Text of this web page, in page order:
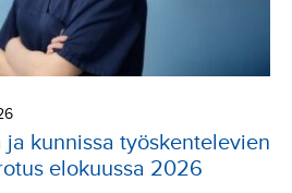
kunnissa työskentelevien
elokuussa 2026